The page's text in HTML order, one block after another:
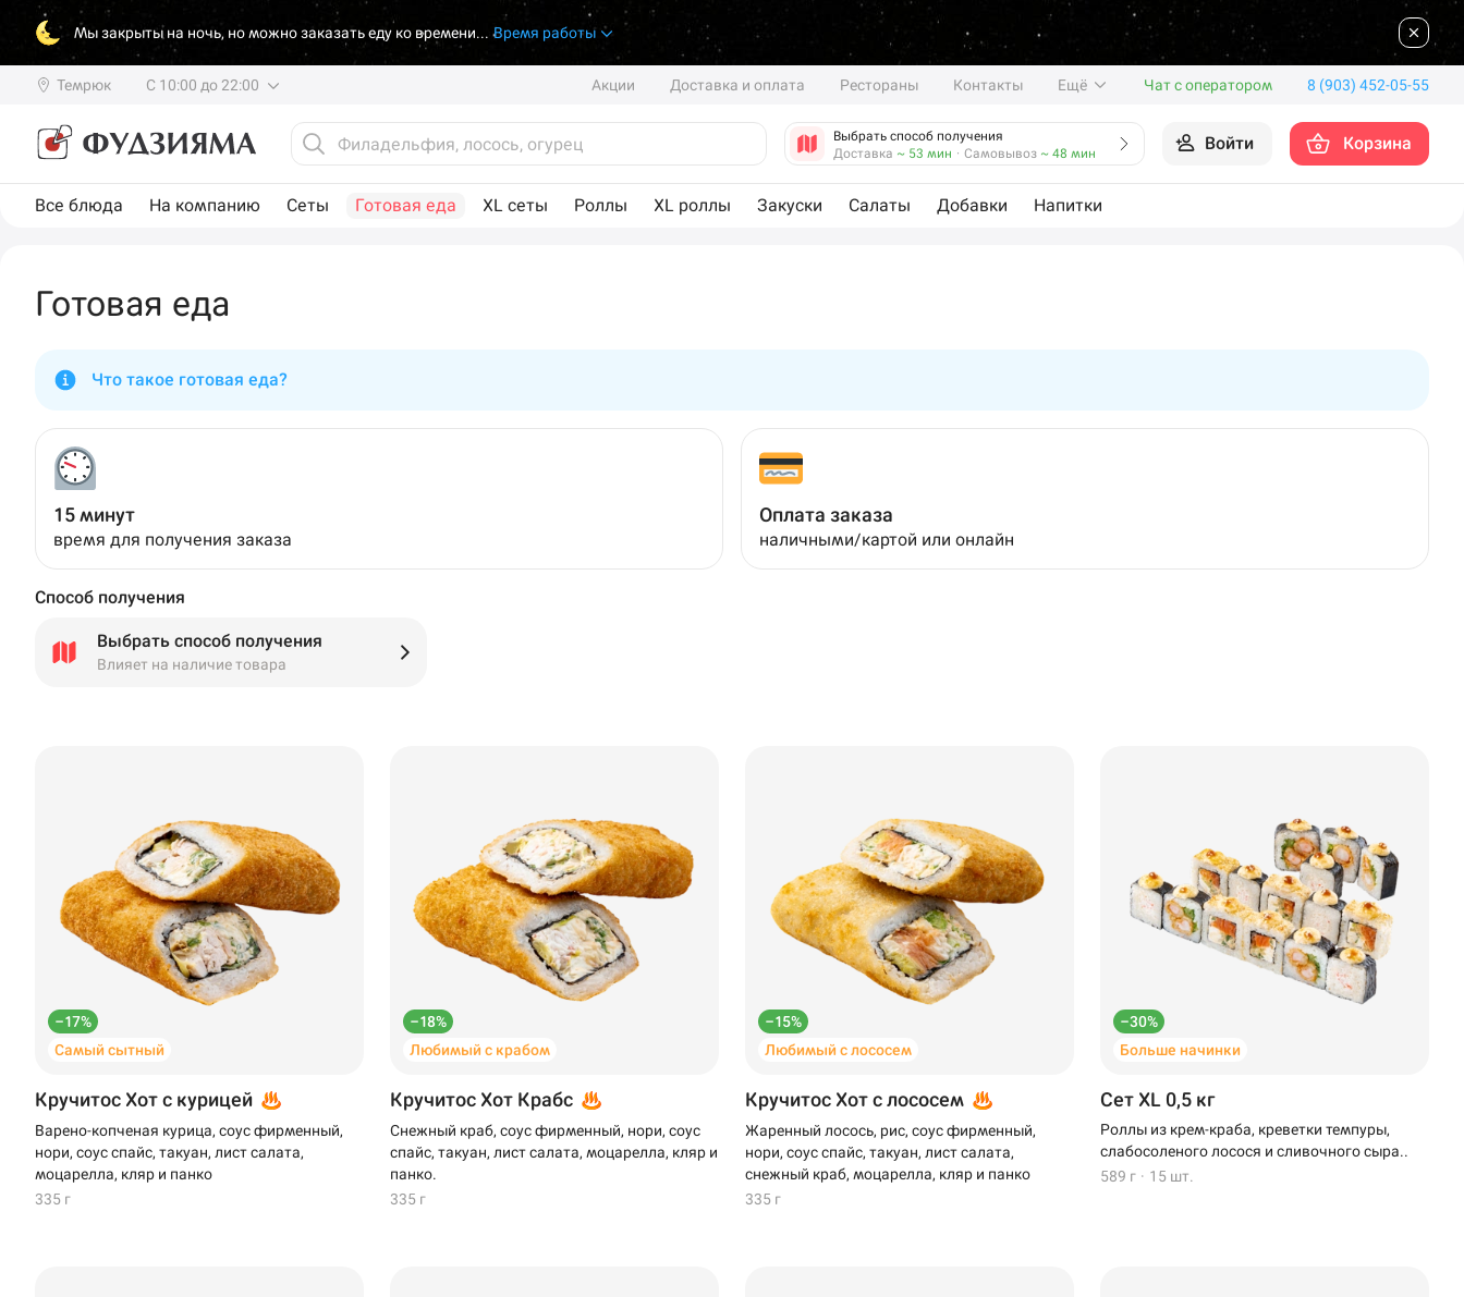
Мы закрыты на ночь, но можно заказать еду ко времени... Время работы
Темрюк С 10:00 до 22:00 Акции Доставка и оплата Рестораны Контакты Ещё Чат с оператором 8 (903) 452-05-55
Выбрать способ получения
Доставка ~ 53 мин · Самовывоз ~ 48 мин Войти Корзина
Все блюда На компанию Сеты Готовая еда XL сеты Роллы XL роллы Закуски Салаты Добавки Напитки
Готовая еда
Что такое готовая еда?
15 минут
время для получения заказа
Оплата заказа
наличными/картой или онлайн
Способ получения
Выбрать способ получения
Влияет на наличие товара
–17%
Самый сытный
Кручитос Хот с курицей
Варено-копченая курица, соус фирменный,
нори, соус спайс, такуан, лист салата,
моцарелла, кляр и панко
335 г
–18%
Любимый с крабом
Кручитос Хот Крабс
Снежный краб, соус фирменный, нори, соус
спайс, такуан, лист салата, моцарелла, кляр и
панко.
335 г
–15%
Любимый с лососем
Кручитос Хот с лососем
Жаренный лосось, рис, соус фирменный,
нори, соус спайс, такуан, лист салата,
снежный краб, моцарелла, кляр и панко
335 г
–30%
Больше начинки
Сет XL 0,5 кг
Роллы из крем-краба, креветки темпуры,
слабосоленого лосося и сливочного сыра..
589 г · 15 шт.